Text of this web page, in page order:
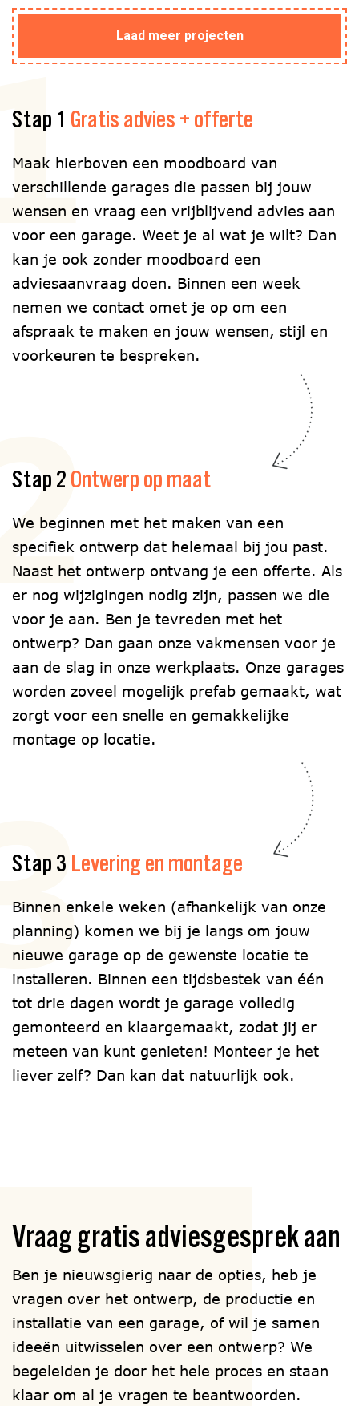
Laad meer projecten
Stap 1 Gratis advies + offerte
Maak hierboven een moodboard van
verschillende garages die passen bij jouw
wensen en vraag een vrijblijvend advies aan
voor een garage. Weet je al wat je wilt? Dan
kan je ook zonder moodboard een
adviesaanvraag doen. Binnen een week
nemen we contact omet je op om een
afspraak te maken en jouw wensen, stijl en
voorkeuren te bespreken.
Stap 2 Ontwerp op maat
We beginnen met het maken van een
specifiek ontwerp dat helemaal bij jou past.
Naast het ontwerp ontvang je een offerte. Als
er nog wijzigingen nodig zijn, passen we die
voor je aan. Ben je tevreden met het
ontwerp? Dan gaan onze vakmensen voor je
aan de slag in onze werkplaats. Onze garages
worden zoveel mogelijk prefab gemaakt, wat
zorgt voor een snelle en gemakkelijke
montage op locatie.
Stap 3 Levering en montage
Binnen enkele weken (afhankelijk van onze
planning) komen we bij je langs om jouw
nieuwe garage op de gewenste locatie te
installeren. Binnen een tijdsbestek van één
tot drie dagen wordt je garage volledig
gemonteerd en klaargemaakt, zodat jij er
meteen van kunt genieten! Monteer je het
liever zelf? Dan kan dat natuurlijk ook.
Vraag gratis adviesgesprek aan
Ben je nieuwsgierig naar de opties, heb je
vragen over het ontwerp, de productie en
installatie van een garage, of wil je samen
ideeën uitwisselen over een ontwerp? We
begeleiden je door het hele proces en staan
klaar om al je vragen te beantwoorden.